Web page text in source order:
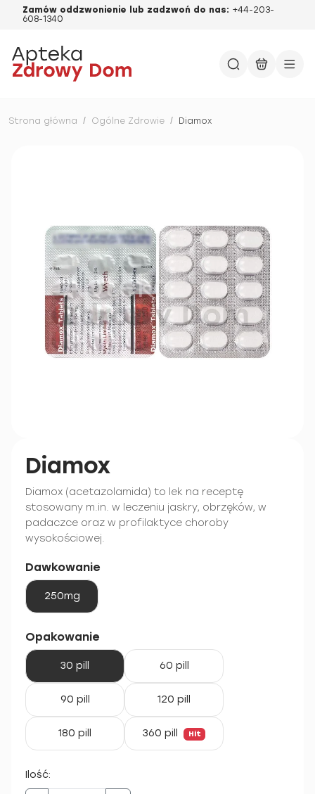
Zamów oddzwonienie lub zadzwoń do nas: +44-203-
608-1340
Strona główna / Ogólne Zdrowie / Diamox
Diamox
Diamox (acetazolamida) to lek na receptę
stosowany m.in. w leczeniu jaskry, obrzęków, w
padaczce oraz w profilaktyce choroby
wysokościowej.
Dawkowanie
250mg
Opakowanie
30 pill 60 pill
90 pill 120 pill
180 pill 360 pill Hit
Ilość: